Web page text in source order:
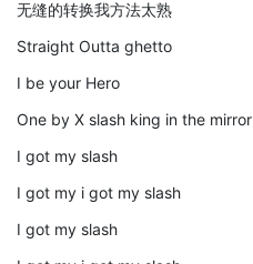
无缝的转换我方法太熟
Straight Outta ghetto
I be your Hero
One by X slash king in the mirror
I got my slash
I got my i got my slash
I got my slash